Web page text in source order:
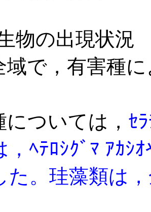
物の出現状況
で，有害種
ついては， ｾ
ﾍﾃﾛｼｸﾞﾏ ｱｶｼｵ
た。珪藻類は